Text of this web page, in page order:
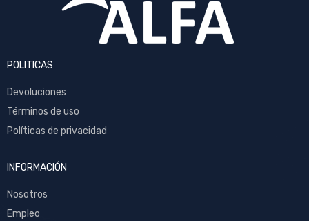
POLITICAS
Devoluciones
Términos de uso
Políticas de privacidad
INFORMACIÓN
Nosotros
Empleo